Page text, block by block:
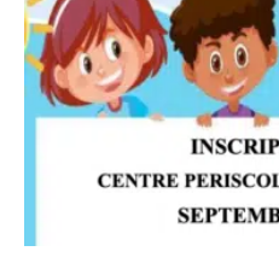
transport
scolaire